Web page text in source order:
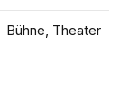
Bühne, Theater